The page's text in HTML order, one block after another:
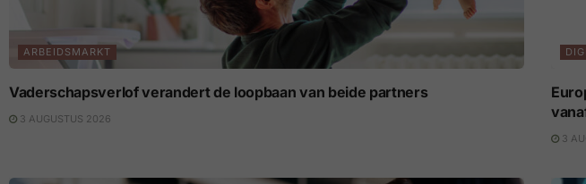
ARBEIDSMARKT
Vaderschapsverlof verandert de loopbaan van beide partners
3 AUGUSTUS 2026
3